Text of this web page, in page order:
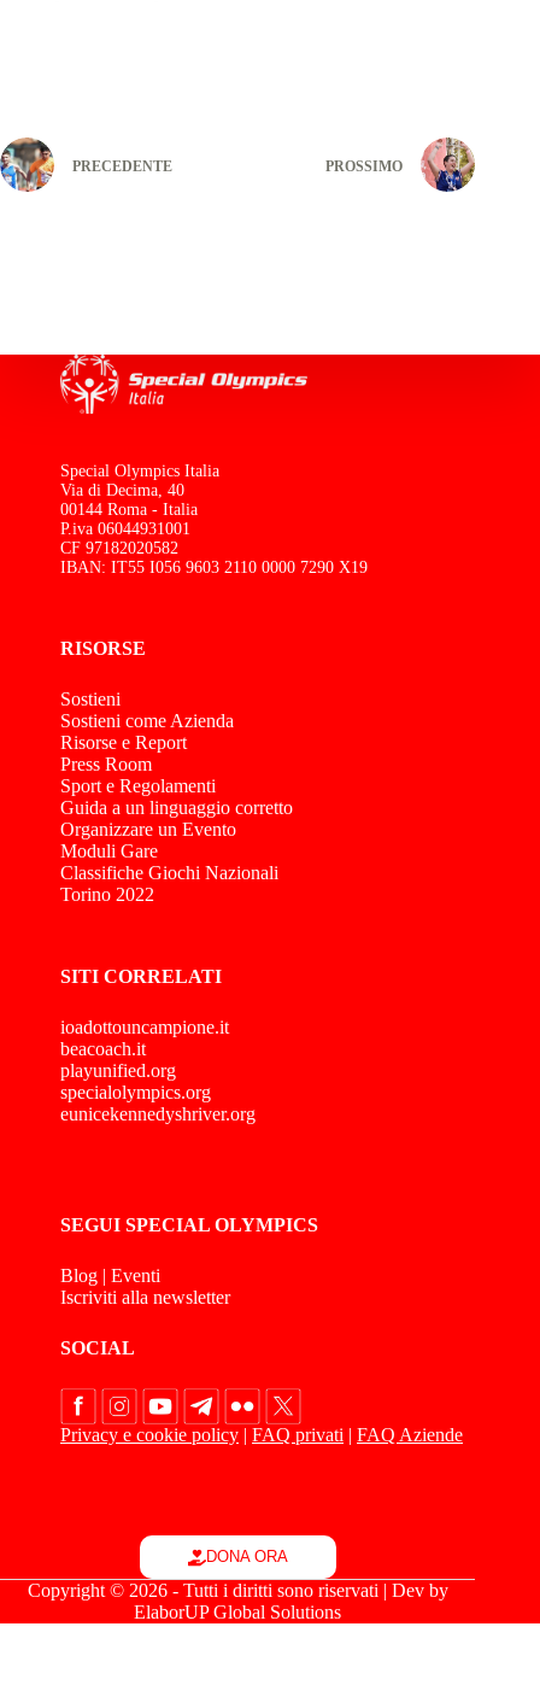
PRECEDENTE PROSSIMO
Special Olympics Italia
Via di Decima, 40
00144 Roma - Italia
P.iva 06044931001
CF 97182020582
IBAN: IT55 I056 9603 2110 0000 7290 X19
RISORSE
Sostieni
Sostieni come Azienda
Risorse e Report
Press Room
Sport e Regolamenti
Guida a un linguaggio corretto
Organizzare un Evento
Moduli Gare
Classifiche Giochi Nazionali
Torino 2022
SITI CORRELATI
ioadottouncampione.it
beacoach.it
playunified.org
specialolympics.org
eunicekennedyshriver.org
SEGUI SPECIAL OLYMPICS
Blog | Eventi
Iscriviti alla newsletter
SOCIAL
Privacy e cookie policy | FAQ privati | FAQ Aziende
DONA ORA
Copyright © 2026 - Tutti i diritti sono riservati | Dev by
ElaborUP Global Solutions